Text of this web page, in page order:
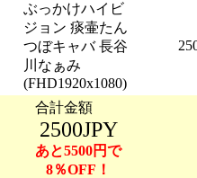
ぶっかけハイビ
ジョン 痰壷たん
つぼキャバ 長谷
川なぁみ
(FHD1920x1080)
合計金額
2500JPY
あと5500円で
8％OFF！